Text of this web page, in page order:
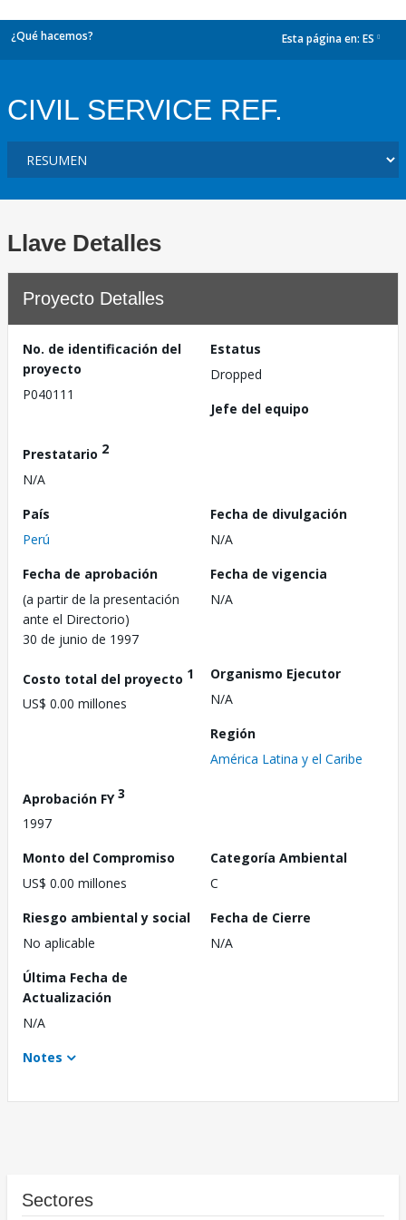
¿Qué hacemos? Esta página en: ES
CIVIL SERVICE REF.
Llave Detalles
Proyecto Detalles
No. de identificación del
proyecto
P040111
Estatus
Dropped
Jefe del equipo
Prestatario 2
N/A
País
Perú
Fecha de divulgación
N/A
Fecha de aprobación
(a partir de la presentación
ante el Directorio)
30 de junio de 1997
Fecha de vigencia
N/A
Costo total del proyecto 1
US$ 0.00 millones
Organismo Ejecutor
N/A
Región
América Latina y el Caribe
Aprobación FY3
1997
Monto del Compromiso
US$ 0.00 millones
Categoría Ambiental
C
Riesgo ambiental y social
No aplicable
Fecha de Cierre
N/A
Última Fecha de
Actualización
N/A
Notes
Sectores